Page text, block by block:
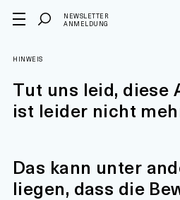
NEWSLETTER
ANMELDUNG
HINWEIS
Tut uns leid, diese
ist leider nicht
Das kann unter
liegen, dass die